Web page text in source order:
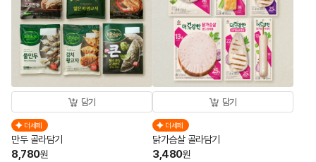
담기
더세페
만두 골라담기
8,780원
담기
더세페
닭가슴살 골라담기
3,480원